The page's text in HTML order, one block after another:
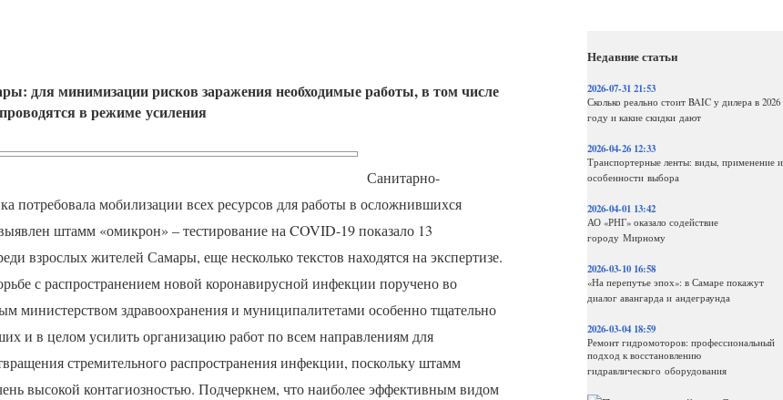
Недавние статьи
2026-07-31 21:53
Сколько реально стоит BAIC у дилера в 2026
году и какие скидки дают
2026-04-26 12:33
Транспортерные ленты: виды, применение и
особенности выбора
2026-04-01 13:42
АО «РНГ» оказало содействие
городу Мирному
2026-03-10 16:58
«На перепутье эпох»: в Самаре покажут
диалог авангарда и андеграунда
2026-03-04 18:59
Ремонт гидромоторов: профессиональный
подход к восстановлению
гидравлического оборудования
для минимизации рисков заражения необходимые работы, в том числе
в режиме усиления
Санитарно-
потребовала мобилизации всех ресурсов для работы в осложнившихся
штамм «омикрон» – тестирование наCOVID-19 показало 13
взрослых жителей Самары, еще несколько текстов находятся на экспертизе.
с распространением новой коронавирусной инфекции поручено во
министерством здравоохранения и муниципалитетами особенно тщательно
и в целом усилить организацию работ по всем направлениям для
стремительного распространения инфекции, поскольку штамм
высокой контагиозностью. Подчеркнем, что наиболее эффективным видом